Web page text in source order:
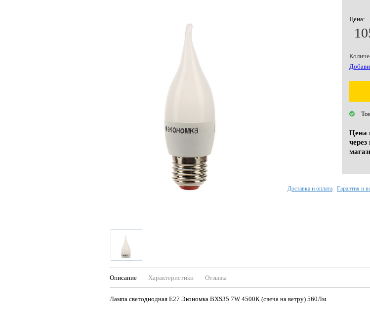
Цена:
Цена
Описание Характеристики Отзывы
Лампа светодиодная Е27 Экономка BXS35 7W 4500К (свеча на ветру) 560Лм
Доставка и оплата Гарантия и